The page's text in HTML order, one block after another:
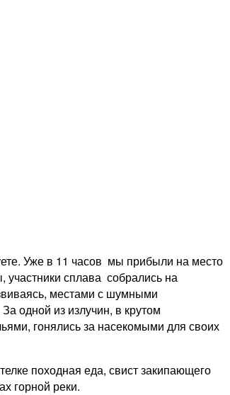
Уже в 11 часов мы прибыли на место
сплава собрались на
местами с шумными
одной из излучин, в крутом
гонялись за насекомыми для своих
походная еда, свист закипающего
горной реки.